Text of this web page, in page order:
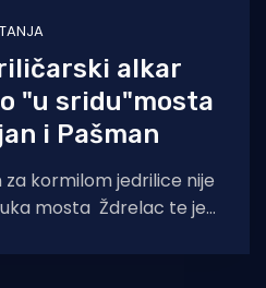
alkar
"u sridu"mosta
i Pašman
za kormilom jedrilice nije
mosta Ždrelac te je